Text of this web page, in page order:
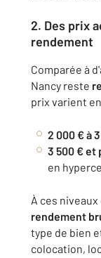
2. Des prix
rendement
Comparée à
Nancy reste
prix varient
2 000 € à
3 500 € et
en
À ces
rendement
type de bien
colocation,